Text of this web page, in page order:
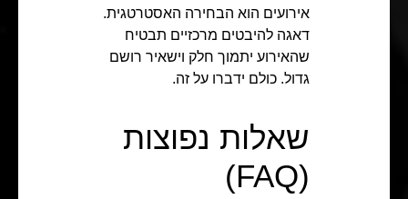
אירועים הוא הבחירה האסטרטגית.
דאגה להיבטים מרכזיים תבטיח
שהאירוע יתמוך חלק וישאיר רושם
גדול. כולם ידברו על זה.
שאלות נפוצות
(FAQ)